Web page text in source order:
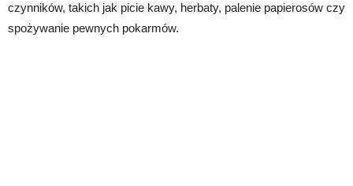
czynników, takich jak picie kawy, herbaty, palenie papierosów czy
spożywanie pewnych pokarmów.